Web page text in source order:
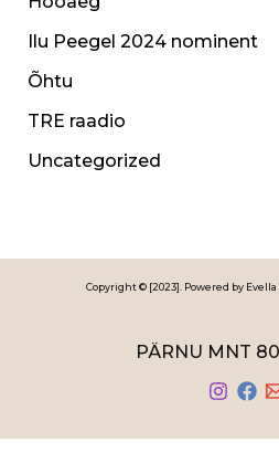
Ilu Peegel 2024 nominent
Õhtu
TRE raadio
Uncategorized
Copyright © [2023]. Powered by Evella
PÄRNU MNT